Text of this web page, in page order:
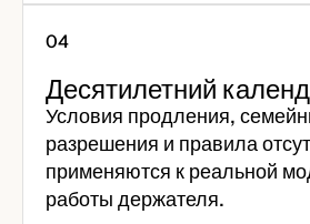
Десятилетний
Условия продления,
разрешения и правила
применяются к реальной
работы держателя.